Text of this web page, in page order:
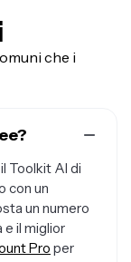
che i
Toolkit AI di
con un
un numero
il miglior
Pro per